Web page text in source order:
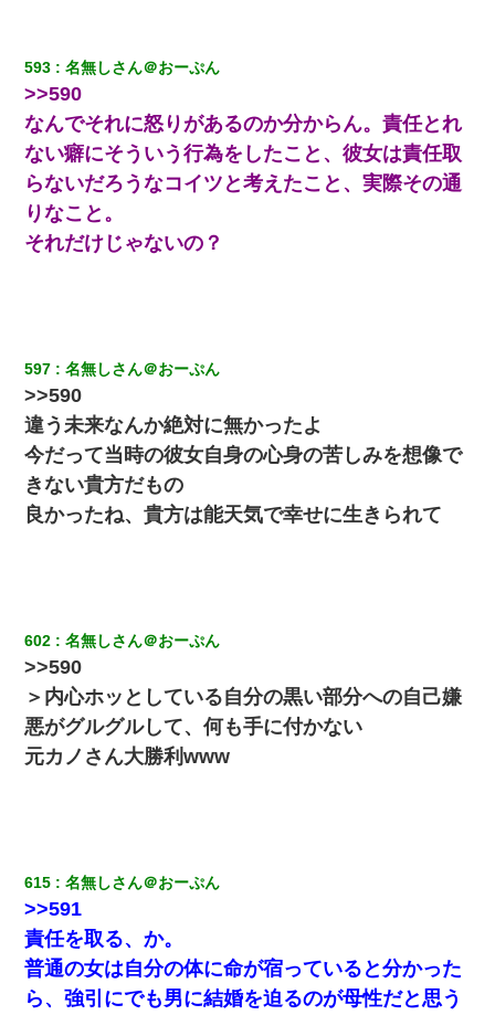
中の道を走っていたら、突然ガガッ！って音がして…
[緊急]ベロベロの女に声をかけて行為してきた結果
【報告者がキチ】嫁「妊娠した」俺『それじゃあ皆に祝ってもら
おう』友人達を家に連れ帰ってホームパーティー→俺『皆に祝え
てもらえて良かったな！』→
近所のお寺に住み込みで手伝いしてる知的障害のオッサンがい
た。ある日、オッサンが火かき棒を持って顔を真っ赤にしながら
走り回っていて…
父が他界→父のフリン相手『どうか相続を放棄して下さい、昔の
ことは謝ります。ごめんなさい…』私「お子さんはフリン略奪婚
って知ってるの？」相手『 』結果→
死亡・・・
小学生の息子が急に様子がおかしくなった。私「理由を聞いても
『わかんない！』って怒鳴り付けてくるし、困っってる」旦那
「話してみるよ」→ 後日・・・
旋のアパートに行け」→ 旦那が義兄に通報したら「志望校を変え
ろ！」とキレて・・・
３２歳俺「ずっと好きでした！！付き合って下さい！」 ２５歳
彼女「うん！！絶対幸せになろうね！！！！」 → ７年後ｗｗ
ｗｗｗ
593 名無しさん＠おーぷん
>>590
なんでそれに怒りがあるのか分からん。責任とれ
ない癖にそういう行為をしたこと、彼女は責任取
らないだろうなコイツと考えたこと、実際その通
りなこと。
それだけじゃないの？
597 名無しさん＠おーぷん
>>590
違う未来なんか絶対に無かったよ
今だって当時の彼女自身の心身の苦しみを想像で
きない貴方だもの
良かったね、貴方は能天気で幸せに生きられて
602 名無しさん＠おーぷん
>>590
＞内心ホッとしている自分の黒い部分への自己嫌
悪がグルグルして、何も手に付かない
元カノさん大勝利www
615 名無しさん＠おーぷん
>>591
責任を取る、か。
普通の女は自分の体に命が宿っていると分かった
ら、強引にでも男に結婚を迫るのが母性だと思う